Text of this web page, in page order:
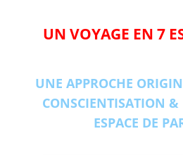
UN VOYAGE EN 7
UNE APPROCHE
CONSCIENTISATION &
ESPACE DE